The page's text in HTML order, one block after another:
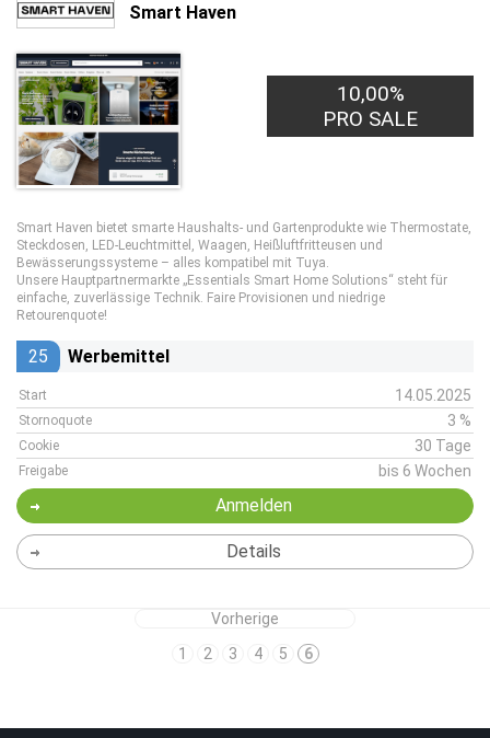
Smart Haven
10,00%
PRO SALE
Smart Haven bietet smarte Haushalts- und Gartenprodukte wie Thermostate,
Steckdosen, LED-Leuchtmittel, Waagen, Heißluftfritteusen und
Bewässerungssysteme – alles kompatibel mit Tuya.
Unsere Hauptpartnermarkte „Essentials Smart Home Solutions“ steht für
einfache, zuverlässige Technik. Faire Provisionen und niedrige
Retourenquote!
25 Werbemittel
Start 14.05.2025
Stornoquote 3 %
Cookie 30 Tage
Freigabe bis 6 Wochen
Anmelden
Details
Vorherige
1
2 3 4 5 6